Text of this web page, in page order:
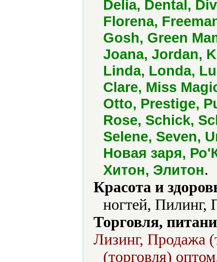
Delia, Dental,
Florena,
Gosh, Green
Joana, Jordan,
Linda, Londa,
Clare, Miss
Otto, Prestige,
Rose, Schick,
Selene, Seven,
Новая заря,
Хитон, Элитон.
Красота и
ногтей, Пилинг,
Торговля,
Лизинг, Продажа
(торговля)